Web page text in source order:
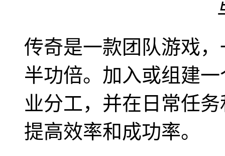
传奇是一款团队游戏
半功倍。加入或组建
业分工，并在日常任
提高效率和成功率。